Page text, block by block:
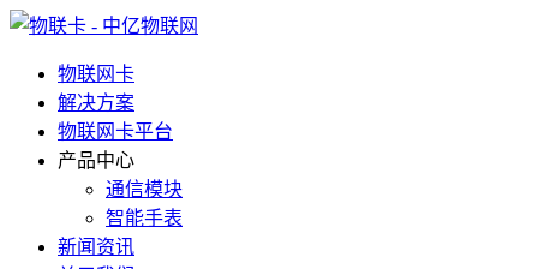
物联网卡
解决方案
物联网卡平台
产品中心
通信模块
智能手表
新闻资讯